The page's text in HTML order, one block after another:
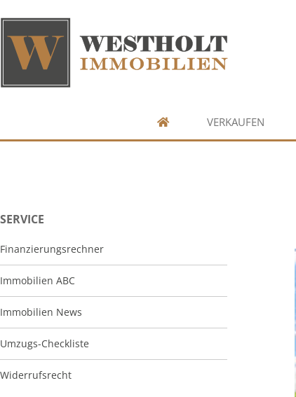
VERKAUFEN
SERVICE
Finanzierungsrechner
Immobilien ABC
Immobilien News
Umzugs-Checkliste
Widerrufsrecht